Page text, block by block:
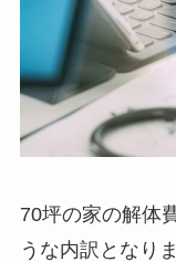
70坪の家の解体
うな内訳となりま